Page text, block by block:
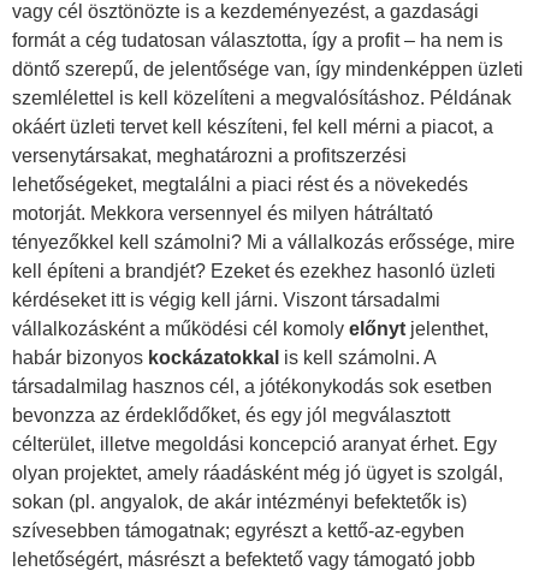
vagy cél ösztönözte is a kezdeményezést, a gazdasági
formát a cég tudatosan választotta, így a profit – ha nem is
döntő szerepű, de jelentősége van, így mindenképpen üzleti
szemlélettel is kell közelíteni a megvalósításhoz. Példának
okáért üzleti tervet kell készíteni, fel kell mérni a piacot, a
versenytársakat, meghatározni a profitszerzési
lehetőségeket, megtalálni a piaci rést és a növekedés
motorját. Mekkora versennyel és milyen hátráltató
tényezőkkel kell számolni? Mi a vállalkozás erőssége, mire
kell építeni a brandjét? Ezeket és ezekhez hasonló üzleti
kérdéseket itt is végig kell járni. Viszont társadalmi
vállalkozásként a működési cél komoly előnyt jelenthet,
habár bizonyos kockázatokkal is kell számolni. A
társadalmilag hasznos cél, a jótékonykodás sok esetben
bevonzza az érdeklődőket, és egy jól megválasztott
célterület, illetve megoldási koncepció aranyat érhet. Egy
olyan projektet, amely ráadásként még jó ügyet is szolgál,
sokan (pl. angyalok, de akár intézményi befektetők is)
szívesebben támogatnak; egyrészt a kettő-az-egyben
lehetőségért, másrészt a befektető vagy támogató jobb